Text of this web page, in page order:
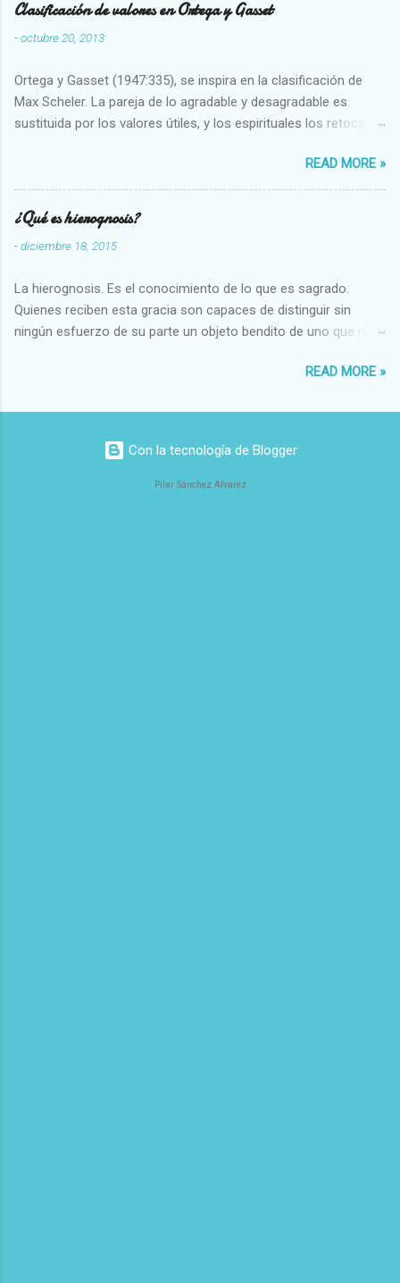
Clasificación de valores en Ortega y Gasset
-octubre 20, 2013
Ortega y Gasset (1947:335), se inspira en la clasificación de
Max Scheler. La pareja de lo agradable y desagradable es
sustituida por los valores útiles, y los espirituales los retoca.
Abundante-Escaso,etc 2 VITALES Sano-Enfermo Selecto-
Vulgar Enérgico-Inerte Fuerte-Débil,etc. 3 ESPIRITUALES a)
Intelectuales Conocimiento-Error Exacto-Aproximado
Evidente-Probable,etc b) Morales Bueno-malo Bondadoso-
malvado Justo-Injusto Escrupuloso-Relajado Leal-Desleal,etc.
Armonioso-Inarmonioso 4 RELIGIOSOS Santo-Pr...
READ MORE »
¿Qué es hierognosis?
-diciembre 18, 2015
La hierognosis. Es el conocimiento de lo que es sagrado.
Quienes reciben esta gracia son capaces de distinguir sin
ningún esfuerzo de su parte un objeto bendito de uno que no
READ MORE »
Con la tecnología de Blogger
Pilar Sánchez Alvarez